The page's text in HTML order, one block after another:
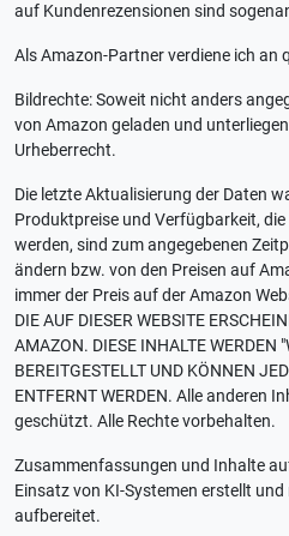
auf Kundenrezensionen sind
Als Amazon-Partner verdiene ich an
Bildrechte: Soweit nicht anders
von Amazon geladen und
Urheberrecht.
Die letzte Aktualisierung der Daten
Produktpreise und Verfügbarkeit,
werden, sind zum angegebenen
ändern bzw. von den Preisen auf
immer der Preis auf der Amazon
DIE AUF DIESER WEBSITE
AMAZON. DIESE INHALTE WERDEN
BEREITGESTELLT UND KÖNNEN
ENTFERNT WERDEN. Alle anderen
geschützt. Alle Rechte vorbehalten.
Zusammenfassungen und Inhalte
Einsatz von KI-Systemen erstellt
aufbereitet.